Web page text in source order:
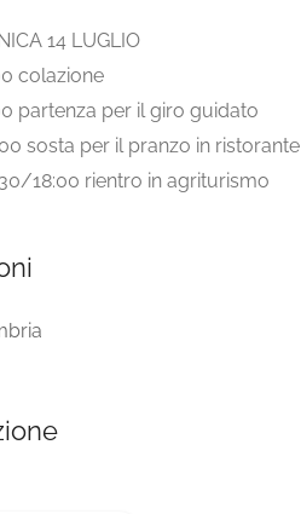
14 LUGLIO
colazione
partenza per il giro guidato
sosta per il pranzo in ristorante
18:00 rientro in agriturismo